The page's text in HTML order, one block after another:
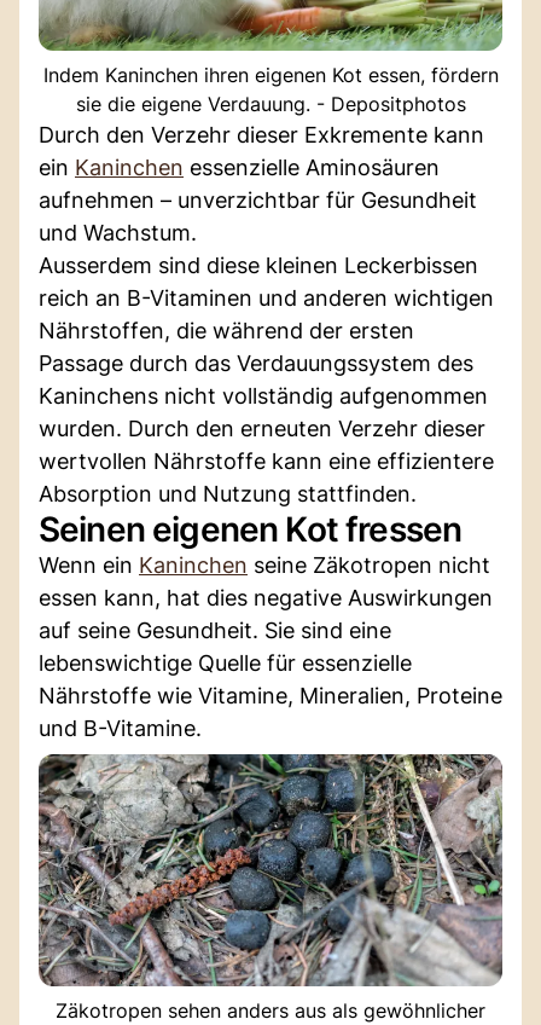
Indem Kaninchen ihren eigenen Kot essen, fördern
sie die eigene Verdauung. - Depositphotos
Durch den Verzehr dieser Exkremente kann
ein Kaninchen essenzielle Aminosäuren
aufnehmen – unverzichtbar für Gesundheit
und Wachstum.
Ausserdem sind diese kleinen Leckerbissen
reich an B-Vitaminen und anderen wichtigen
Nährstoffen, die während der ersten
Passage durch das Verdauungssystem des
Kaninchens nicht vollständig aufgenommen
wurden. Durch den erneuten Verzehr dieser
wertvollen Nährstoffe kann eine effizientere
Absorption und Nutzung stattfinden.
Seinen eigenen Kot fressen
Wenn ein Kaninchen seine Zäkotropen nicht
essen kann, hat dies negative Auswirkungen
auf seine Gesundheit. Sie sind eine
lebenswichtige Quelle für essenzielle
Nährstoffe wie Vitamine, Mineralien, Proteine
und B-Vitamine.
Zäkotropen sehen anders aus als gewöhnlicher